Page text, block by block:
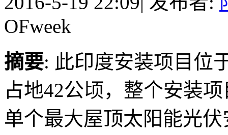
OFweek
摘要: 此印度安装项目位
占地42公顷，整个安
单个最大屋顶太阳能光